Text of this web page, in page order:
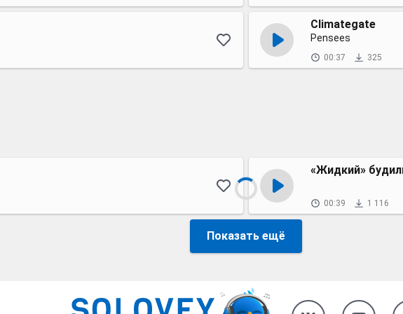
Climategate
Pensees
00:37 325
«Жидкий»
00:39 1 116
Показать ещё